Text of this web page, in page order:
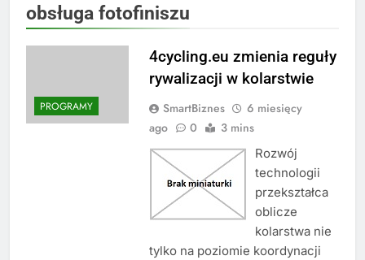
obsługa fotofiniszu
PROGRAMY
4cycling.eu zmienia reguły
rywalizacji w kolarstwie
SmartBiznes
6 miesięcy
ago
0 3 mins
Rozwój
technologii
przekształca
oblicze
kolarstwa nie
tylko na poziomie koordynacji